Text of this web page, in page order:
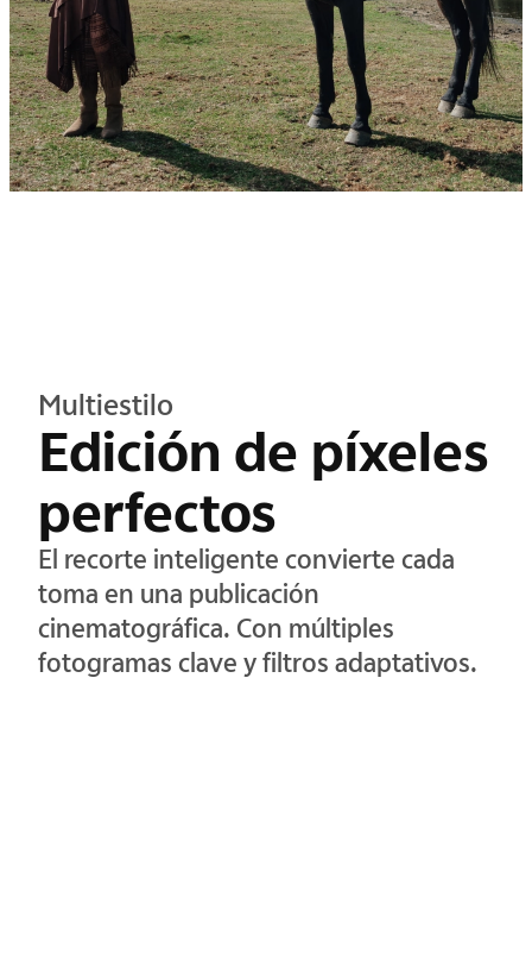
Multiestilo
Edición de píxeles
perfectos
El recorte inteligente convierte cada
toma en una publicación
cinematográfica. Con múltiples
fotogramas clave y filtros adaptativos.